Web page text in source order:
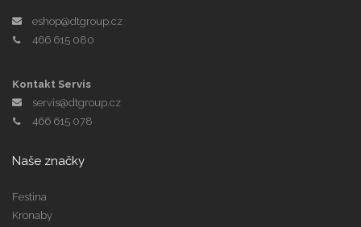
eshop@dtgroup.cz
466 615 080
Kontakt Servis
servis@dtgroup.cz
466 615 078
Naše značky
Festina
Kronaby